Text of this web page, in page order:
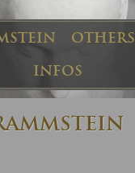
OTHERS
INFOS